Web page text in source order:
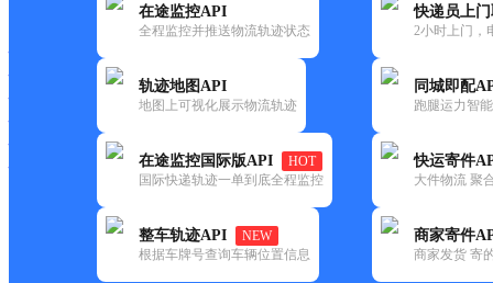
在途监控API
全程监控并推送物流轨迹状态
轨迹地图API
地图上可视化展示物流轨迹
在途监控国际版API
HOT
国际快递轨迹一单到底全程监控
整车轨迹API
NEW
根据车牌号查询车辆位置信息
快递员上
2小时上门，
同城即配
跑腿运力智
快运寄件
大件物流 聚
商家寄件
商家发货 寄